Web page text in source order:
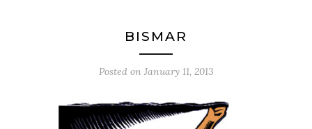
BISMAR
Posted on January 11, 2013